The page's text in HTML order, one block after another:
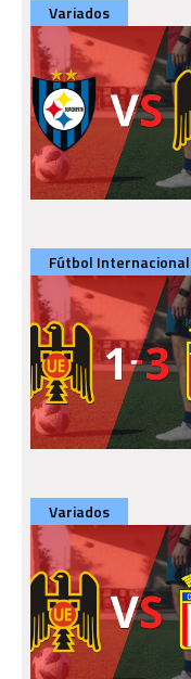
Variados
Fútbol Internacional
Variados